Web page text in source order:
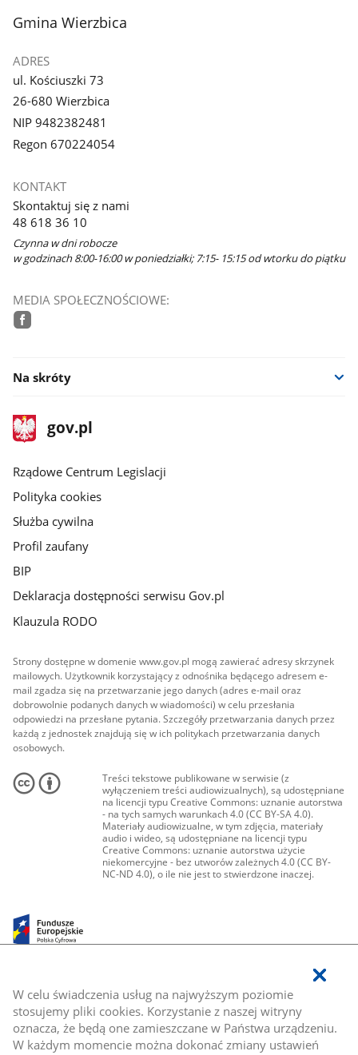
W celu świadczenia usług na najwyższym poziomie
stosujemy pliki cookies. Korzystanie z naszej witryny
oznacza, że będą one zamieszczane w Państwa urządzeniu.
W każdym momencie można dokonać zmiany ustawień
stopka
Gmina Wierzbica
ADRES
ul. Kościuszki 73
26-680 Wierzbica
NIP 9482382481
Regon 670224054
KONTAKT
Skontaktuj się z nami
48 618 36 10
Czynna w dni robocze
w godzinach 8:00-16:00 w poniedziałki; 7:15- 15:15 od wtorku do piątku
MEDIA SPOŁECZNOŚCIOWE:
Na skróty
stopka
gov.plStrona
gov.pl
Rządowe Centrum Legislacji
Polityka cookies
Służba cywilna
Profil zaufany
BIP
Deklaracja dostępności serwisu Gov.pl
Klauzula RODO
Strony dostępne w domenie www.gov.pl mogą zawierać adresy skrzynek
mailowych. Użytkownik korzystający z odnośnika będącego adresem e-
mail zgadza się na przetwarzanie jego danych (adres e-mail oraz
dobrowolnie podanych danych w wiadomości) w celu przesłania
odpowiedzi na przesłane pytania. Szczegóły przetwarzania danych przez
każdą z jednostek znajdują się w ich politykach przetwarzania danych
osobowych.
Treści tekstowe publikowane w serwisie (z
wyłączeniem treści audiowizualnych), są udostępniane
na licencji typu Creative Commons: uznanie autorstwa
- na tych samych warunkach 4.0 (CC BY-SA 4.0).
Materiały audiowizualne, w tym zdjęcia, materiały
audio i wideo, są udostępniane na licencji typu
Creative Commons: uznanie autorstwa użycie
niekomercyjne - bez utworów zależnych 4.0 (CC BY-
NC-ND 4.0), o ile nie jest to stwierdzone inaczej.